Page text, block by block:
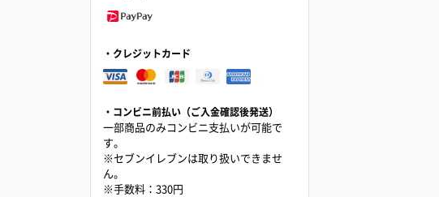
・クレジットカード
・コンビニ前払い（ご入金確認後発送）
一部商品のみコンビニ支払いが可能で
す。
※セブンイレブンは取り扱いできませ
ん。
※手数料：330円